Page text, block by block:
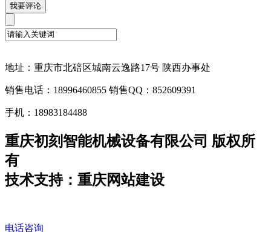
地址：重庆市北碚区城南云逸路17号 陕西办事处
销售电话：18996460855 销售QQ：852609391
手机：18983184488
重庆初刻智能机械设备有限公司 版权所
有
技术支持：重庆网站建设
电话咨询